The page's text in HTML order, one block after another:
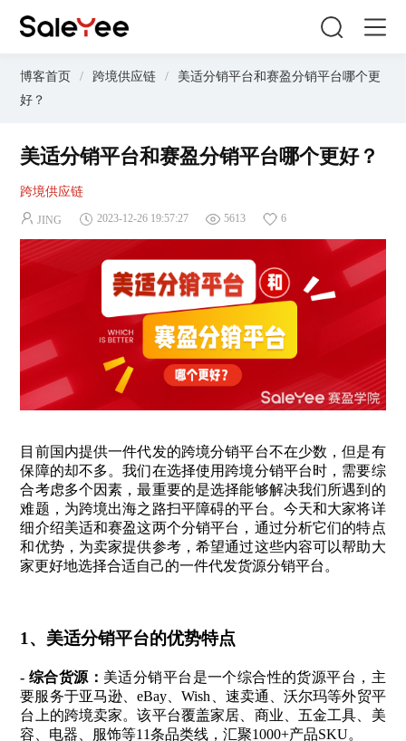
博客首页 / 跨境供应链 /
美适分销平台和赛盈分销平台哪个更
好？
美适分销平台和赛盈分销平台哪个更好？
跨境供应链
JING 2023-12-26 19:57:27 5613 6
目前国内提供一件代发的跨境分销平台不在少数，但是有
保障的却不多。我们在选择使用跨境分销平台时，需要综
合考虑多个因素，最重要的是选择能够解决我们所遇到的
难题，为跨境出海之路扫平障碍的平台。今天和大家将详
细介绍美适和赛盈这两个分销平台，通过分析它们的特点
和优势，为卖家提供参考，希望通过这些内容可以帮助大
家更好地选择合适自己的一件代发货源分销平台。
1、美适分销平台的优势特点
- 综合货源： 美适分销平台是一个综合性的货源平台，主
要服务于亚马逊、eBay、Wish、速卖通、沃尔玛等外贸平
台上的跨境卖家。该平台覆盖家居、商业、五金工具、美
容、电器、服饰等11条品类线，汇聚1000+产品SKU。